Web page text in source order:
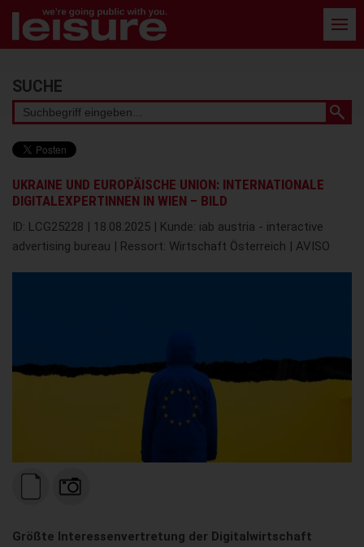
Barrierefreie
Bedienung
der
Stichwortsuche
SUCHE
UKRAINE UND EUROPÄISCHE UNION: INTERNATIONALE
DIGITALEXPERTINNEN IN WIEN – BILD
ID: LCG25228 | 18.08.2025 | Kunde: iab austria - interactive
advertising bureau | Ressort: Wirtschaft Österreich | AVISO
Größte Interessenvertretung der Digitalwirtschaft